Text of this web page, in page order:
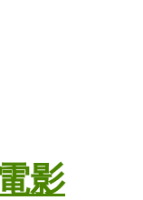
影